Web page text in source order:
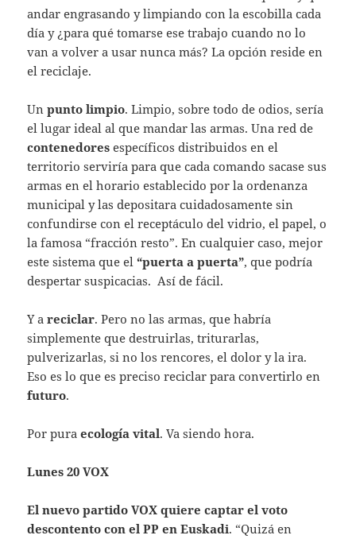
andar engrasando y limpiando con la escobilla cada
día y ¿para qué tomarse ese trabajo cuando no lo
van a volver a usar nunca más? La opción reside en
el reciclaje.
Unpunto limpio. Limpio, sobre todo de odios, sería
el lugar ideal al que mandar las armas. Una red de
contenedoresespecíficos distribuidos en el
territorio serviría para que cada comando sacase sus
armas en el horario establecido por la ordenanza
municipal y las depositara cuidadosamente sin
confundirse con el receptáculo del vidrio, el papel, o
la famosa “fracción resto”. En cualquier caso, mejor
este sistema que el“puerta a puerta”, que podría
despertar suspicacias. Así de fácil.
Y areciclar. Pero no las armas, que habría
simplemente que destruirlas, triturarlas,
pulverizarlas, si no los rencores, el dolor y la ira.
Eso es lo que es preciso reciclar para convertirlo en
futuro.
Por puraecología vital. Va siendo hora.
Lunes 20 VOX
El nuevo partido VOX quiere captar el voto
descontento con el PP en Euskadi. “Quizá en